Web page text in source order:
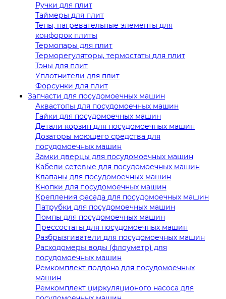
Ручки для плит
Таймеры для плит
Тены, нагревательные элементы для
конфорок плиты
Термопары для плит
Терморегуляторы, термостаты для плит
Тэны для плит
Уплотнители для плит
Форсунки для плит
Запчасти для посудомоечных машин
Аквастопы для посудомоечных машин
Гайки для посудомоечных машин
Детали корзин для посудомоечных машин
Дозаторы моющего средства для
посудомоечных машин
Замки дверцы для посудомоечных машин
Кабели сетевые для посудомоечных машин
Клапаны для посудомоечных машин
Кнопки для посудомоечных машин
Крепления фасада для посудомоечных машин
Патрубки для посудомоечных машин
Помпы для посудомоечных машин
Прессостаты для посудомоечных машин
Разбрызгиватели для посудомоечных машин
Расходомеры воды (флоуметр) для
посудомоечных машин
Ремкомплект поддона для посудомоечных
машин
Ремкомплект циркуляционого насоса для